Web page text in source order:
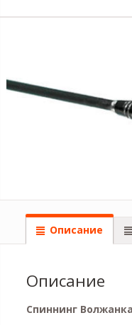
Описание
Описание
Спиннинг